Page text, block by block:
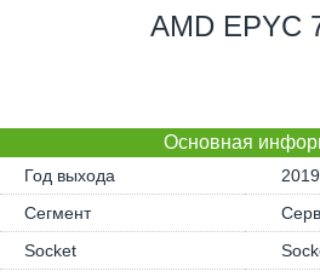
AMD EPYC
Основная
Год выхода
2019
Сегмент
Socket